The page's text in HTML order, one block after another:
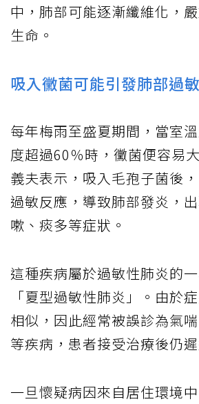
中，肺部可能逐漸纖維化，
生命。
吸入黴菌可能引發肺部過
每年梅雨至盛夏期間，當室
度超過60％時，黴菌便容易
義夫表示，吸入毛孢子菌後
過敏反應，導致肺部發炎，
嗽、痰多等症狀。
這種疾病屬於過敏性肺炎的
「夏型過敏性肺炎」。由於
相似，因此經常被誤診為氣
等疾病，患者接受治療後仍
一旦懷疑病因來自居住環境